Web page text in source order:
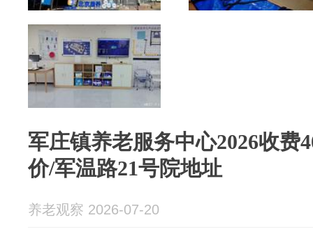
军庄镇养老服务中心2026收费
价/军温路21号院地址
养老观察 2026-07-20